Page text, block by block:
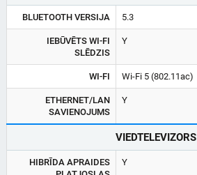
BLUETOOTH VERSIJA 5.3
IEBŪVĒTS WI-FI
SLĒDZIS
Y
WI-FI Wi-Fi 5 (802.11ac)
ETHERNET/LAN
SAVIENOJUMS
Y
VIEDTELEVIZORS
HIBRĪDA APRAIDES
Y